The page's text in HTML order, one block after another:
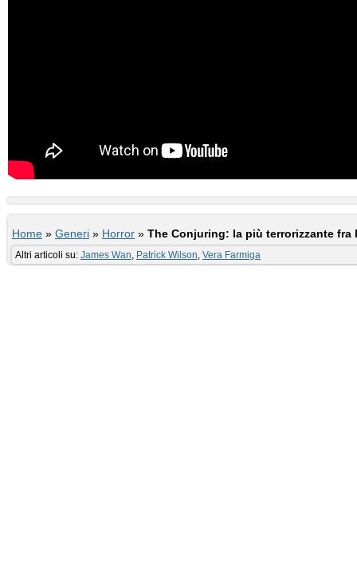
Home » Generi » Horror » The Conjuring: la più terrorizzante fra
Altri articoli su: James Wan, Patrick Wilson, Vera Farmiga